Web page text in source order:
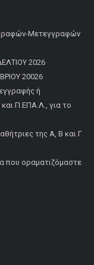
Μετεγγραφών
2026
20026
ή
Π.ΕΠΑ.Λ., για το
της Α, Β και Γ
που οραματιζόμαστε